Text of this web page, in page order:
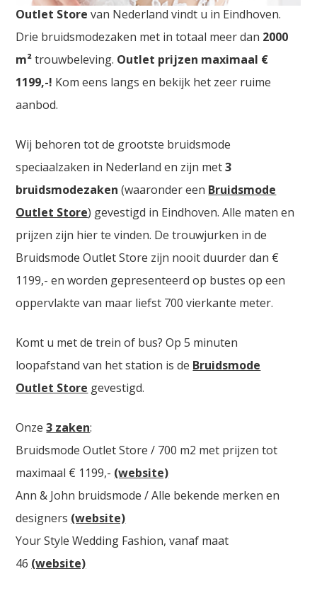
Outlet Store van Nederland vindt u in Eindhoven.
Drie bruidsmodezaken met in totaal meer dan 2000
m²trouwbeleving. Outlet prijzen maximaal €
1199,-! Kom eens langs en bekijk het zeer ruime
aanbod.
Wij behoren tot de grootste bruidsmode
speciaalzaken in Nederland en zijn met3
bruidsmodezaken (waaronder een Bruidsmode
Outlet Store) gevestigd in Eindhoven. Alle maten en
prijzen zijn hier te vinden. De trouwjurken in de
Bruidsmode Outlet Store zijn nooit duurder dan €
1199,- en worden gepresenteerd op bustes op een
oppervlakte van maar liefst 700 vierkante meter.
Komt u met de trein of bus? Op 5 minuten
loopafstand van het station is de Bruidsmode
Outlet Store gevestigd.
Onze3 zaken:
Bruidsmode Outlet Store / 700 m2 met prijzen tot
maximaal € 1199,- (website)
Ann & John bruidsmode / Alle bekende merken en
designers (website)
Your Style Wedding Fashion, vanaf maat
46 (website)